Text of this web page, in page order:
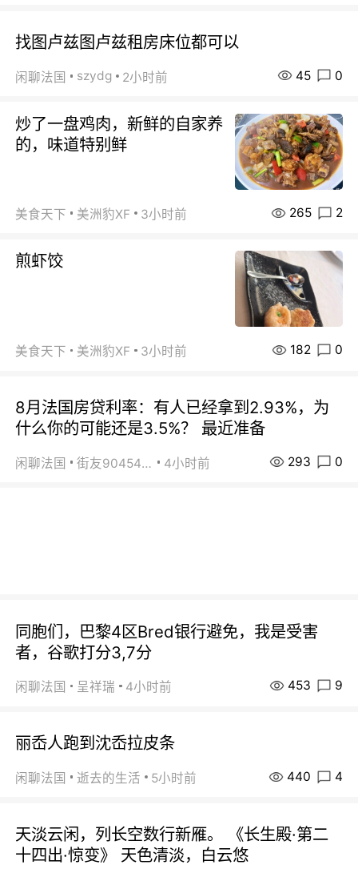
找图卢兹图卢兹租房床位都可以
闲聊法国 szydg 2小时前 45 0
炒了一盘鸡肉，新鲜的自家养
的，味道特别鲜
美食天下 美洲豹XF 3小时前 265 2
煎虾饺
美食天下 美洲豹XF 3小时前 182 0
8月法国房贷利率：有人已经拿到2.93%，为
什么你的可能还是3.5%？ 最近准备
闲聊法国 街友90454511 4小时前 293 0
同胞们，巴黎4区Bred银行避免，我是受害
者，谷歌打分3,7分
闲聊法国 呈祥瑞 4小时前 453 9
丽岙人跑到沈岙拉皮条
闲聊法国 逝去的生活 5小时前 440 4
天淡云闲，列长空数行新雁。 《长生殿·第二
十四出·惊变》 天色清淡，白云悠